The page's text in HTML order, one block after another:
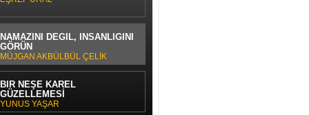
NAMAZINI DEĞİL, İNSANLIĞINI
GÖRÜN
MÜJGAN AKBÜLBÜL ÇELİK
BİR NEŞE KAREL
GÜZELLEMESİ
YUNUS YAŞAR